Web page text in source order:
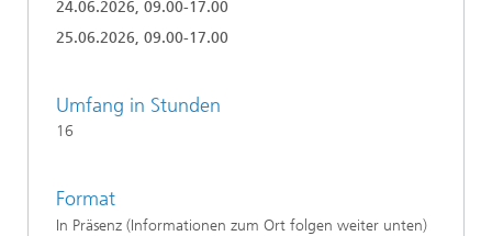
24.06.2026, 09.00-17.00
25.06.2026, 09.00-17.00
Umfang in Stunden
16
Format
In Präsenz (Informationen zum Ort folgen weiter unten)